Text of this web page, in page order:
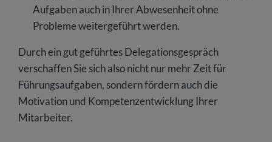
Aufgaben auch in Ihrer Abwesenheit ohne
Probleme weitergeführt werden.
Durch ein gut geführtes Delegationsgespräch
verschaffen Sie sich also nicht nur mehr Zeit für
Führungsaufgaben, sondern fördern auch die
Motivation und Kompetenzentwicklung Ihrer
Mitarbeiter.